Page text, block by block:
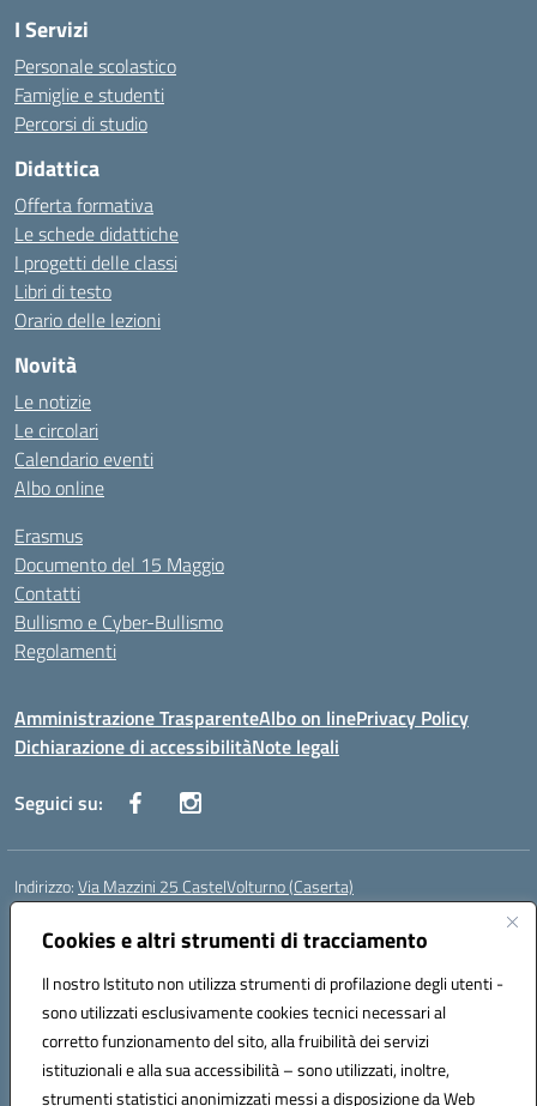
Cookies e altri strumenti di tracciamento
Il nostro Istituto non utilizza strumenti di profilazione degli utenti -
sono utilizzati esclusivamente cookies tecnici necessari al
corretto funzionamento del sito, alla fruibilità dei servizi
istituzionali e alla sua accessibilità – sono utilizzati, inoltre,
strumenti statistici anonimizzati messi a disposizione da Web
I Servizi
Personale scolastico
Famiglie e studenti
Percorsi di studio
Didattica
Offerta formativa
Le schede didattiche
I progetti delle classi
Libri di testo
Orario delle lezioni
Novità
Le notizie
Le circolari
Calendario eventi
Albo online
Erasmus
Documento del 15 Maggio
Contatti
Bullismo e Cyber-Bullismo
Regolamenti
Amministrazione TrasparenteAlbo on linePrivacy Policy
Dichiarazione di accessibilitàNote legali
Seguici su:
Indirizzo:Via Mazzini 25 CastelVolturno (Caserta)
Centralino:
Posta elettronica certificata (PEC):ceis014005@pec.istruzione.it
Codice fiscale: 93063510619
Codice meccanografico:CEIS014005
Codice Indice delle Pubbliche Amministrazioni (IPA): istsc_ceis014005
Codice unico di fatturazione (CUF): UOU8EW